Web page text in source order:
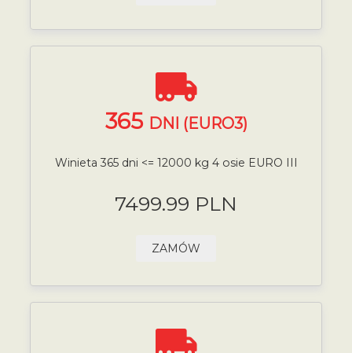
365 DNI (EURO3)
Winieta 365 dni <= 12000 kg 4 osie EURO III
7499.99 PLN
ZAMÓW